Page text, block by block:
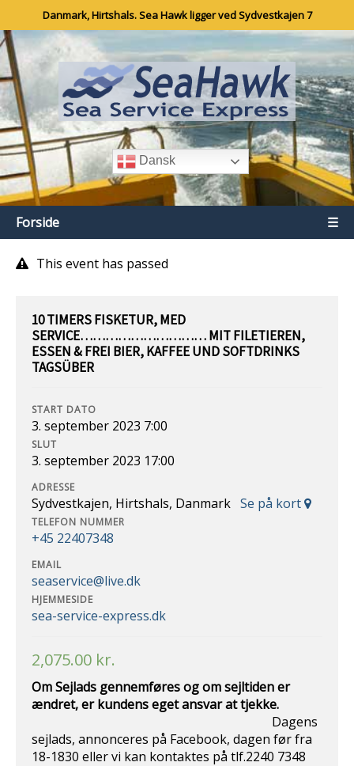
Danmark, Hirtshals. Sea Hawk ligger ved Sydvestkajen 7
Dansk
Forside ☰
This event has passed
10 TIMERS FISKETUR, MED
SERVICE………………………… MIT FILETIEREN,
ESSEN & FREI BIER, KAFFEE UND SOFTDRINKS
TAGSÜBER
START DATO
3. september 2023 7:00
SLUT
3. september 2023 17:00
ADRESSE
Sydvestkajen, Hirtshals, Danmark Se på kort
TELEFON NUMMER
+45 22407348
EMAIL
seaservice@live.dk
HJEMMESIDE
sea-service-express.dk
2,075.00 kr.
Om Sejlads gennemføres og om sejltiden er
ændret, er kundens eget ansvar attjekke.
Dagens
sejlads, annonceres på Facebook, dagen før fra
18-1830 eller vi kan kontaktes på tlf.2240 7348